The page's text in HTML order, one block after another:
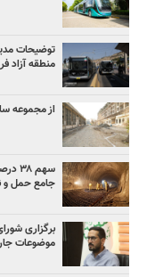
توضیحات
منطقه آزاد
از مجموعه
سهم
جامع حمل و
موضوعات